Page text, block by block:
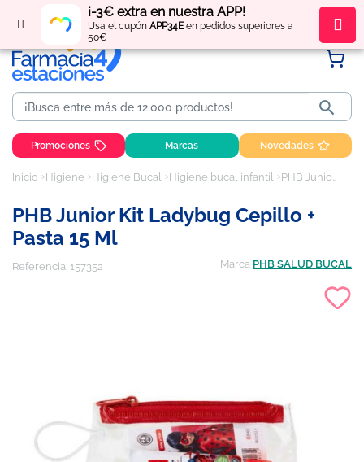
¡-3€ extra en nuestra APP!
Usa el cupón APP34Een pedidos superiores a
50€
Regístratey obténpuntos por tus compras

Promociones Marcas Novedades
Inicio Higiene Higiene Bucal Higiene bucal infantil PHB Junior Kit Ladybug Cepillo + Pasta 15 ml
PHB Junior Kit Ladybug Cepillo +
Pasta 15 Ml
Referencia: 157352 Marca PHB SALUD BUCAL